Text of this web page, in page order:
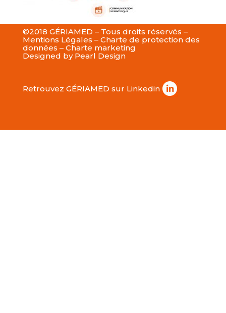
©2018 GÉRIAMED – Tous droits réservés –
Mentions Légales – Charte de protection des
données – Charte marketing
Designed by Pearl Design
Retrouvez GÉRIAMED sur Linkedin